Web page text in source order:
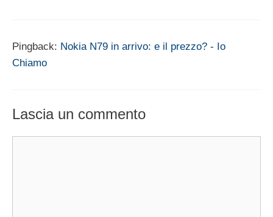
Pingback: Nokia N79 in arrivo: e il prezzo? - Io
Chiamo
Lascia un commento